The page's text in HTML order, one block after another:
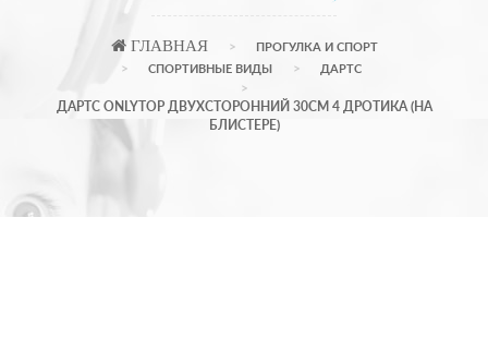
ГЛАВНАЯ
ПРОГУЛКА И СПОРТ
СПОРТИВНЫЕ ВИДЫ
ДАРТС
ДАРТС ONLYTOP ДВУХСТОРОННИЙ 30СМ 4 ДРОТИКА (НА
БЛИСТЕРЕ)